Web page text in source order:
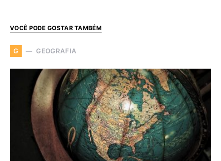
VOCÊ PODE GOSTAR TAMBÉM
G GEOGRAFIA